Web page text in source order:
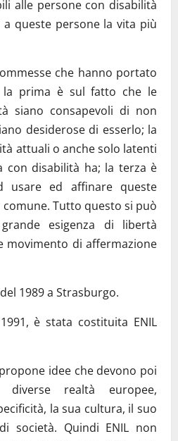
alle persone con disabilità
queste persone la vita più
che hanno portato
la prima è sul fatto che le
siano consapevoli di non
desiderose di esserlo; la
attuali o anche solo latenti
con disabilità ha; la terza è
usare ed affinare queste
Tutto questo si può
esigenza di libertà
movimento di affermazione
1989 a Strasburgo.
è stata costituita ENIL
idee che devono poi
diverse realtà europee,
la sua cultura, il suo
società. Quindi ENIL non